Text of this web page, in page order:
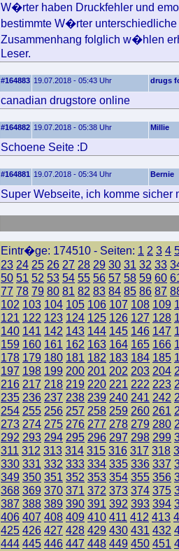
W�rter haben Druckfehler und
bestimmte W�rter
Zusammenhang folglich w�hlen
Leser.
#164883 19.07.2018 - 05:43 Uhr drugs
canadian drugstore online
#164882 19.07.2018 - 05:38 Uhr Millie
Schoene Seite :D
#164881 19.07.2018 - 05:34 Uhr Bernie
Super Webseite, ich komme sicher
Eintr�ge: 174510 - Seiten: 1 2 3 4
23 24 25 26 27 28 29 30 31 32 33
50 51 52 53 54 55 56 57 58 59 60
77 78 79 80 81 82 83 84 85 86 87
102 103 104 105 106 107 108 109
121 122 123 124 125 126 127 128
140 141 142 143 144 145 146 147
159 160 161 162 163 164 165 166
178 179 180 181 182 183 184 185
197 198 199 200 201 202 203 204
216 217 218 219 220 221 222 223
235 236 237 238 239 240 241 242
254 255 256 257 258 259 260 261
273 274 275 276 277 278 279 280
292 293 294 295 296 297 298 299
311 312 313 314 315 316 317 318
330 331 332 333 334 335 336 337
349 350 351 352 353 354 355 356
368 369 370 371 372 373 374 375
387 388 389 390 391 392 393 394
406 407 408 409 410 411 412 413
425 426 427 428 429 430 431 432
444 445 446 447 448 449 450 451